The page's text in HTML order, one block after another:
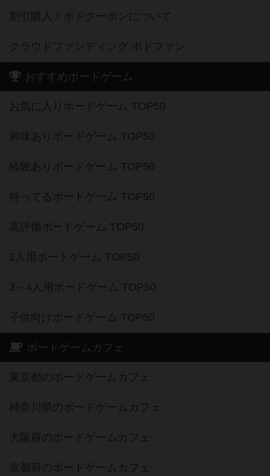
割引購入！ボドクーポンについて
クラウドファンディング ボドファン
おすすめボードゲーム
お気に入りボードゲーム TOP50
興味ありボードゲーム TOP50
経験ありボードゲーム TOP50
持ってるボードゲーム TOP50
高評価ボードゲーム TOP50
2人用ボードゲーム TOP50
3～4人用ボードゲーム TOP50
子供向けボードゲーム TOP50
ボードゲームカフェ
東京都のボードゲームカフェ
神奈川県のボードゲームカフェ
大阪府のボードゲームカフェ
京都府のボードゲームカフェ